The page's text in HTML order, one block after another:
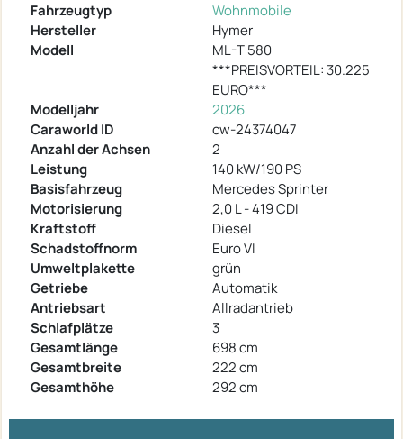
Fahrzeugtyp
Wohnmobile
Hersteller
Hymer
Modell
ML-T 580
***PREISVORTEIL: 30.225
EURO***
Modelljahr
2026
Caraworld ID
cw-24374047
Anzahl der Achsen
2
Leistung
140 kW/190 PS
Basisfahrzeug
Mercedes Sprinter
Motorisierung
2,0 L - 419 CDI
Kraftstoff
Diesel
Schadstoffnorm
Euro VI
Umweltplakette
grün
Getriebe
Automatik
Antriebsart
Allradantrieb
Schlafplätze
3
Gesamtlänge
698 cm
Gesamtbreite
222 cm
Gesamthöhe
292 cm